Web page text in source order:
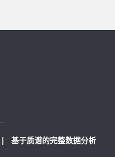
基于质谱的完整数据分析